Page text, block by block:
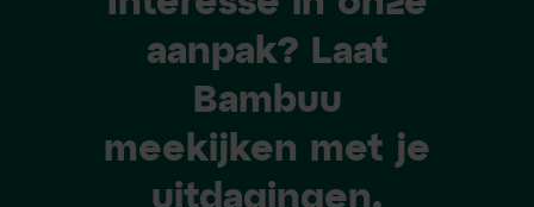
aanpak? Laat
Bambuu
meekijken met je
uitdagingen.